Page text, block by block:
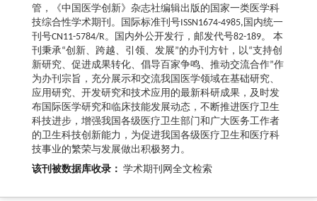
管，《中国医学创新》杂志社编辑出版的国家一类医学科
技综合性学术期刊。国际标准刊号ISSN1674-4985,国内统一
刊号CN11-5784/R。国内外公开发行，邮发代号82-189。 本
刊秉承“创新、跨越、引领、发展”的办刊方针，以“支持创
新研究、促进成果转化、倡导百家争鸣、推动交流合作”作
为办刊宗旨，充分展示和交流我国医学领域在基础研究、
应用研究、开发研究和技术应用的最新科研成果，及时发
布国际医学研究和临床技能发展动态，不断推进医疗卫生
科技进步，增强我国各级医疗卫生部门和广大医务工作者
的卫生科技创新能力，为促进我国各级医疗卫生和医疗科
技事业的繁荣与发展做出积极努力。
该刊被数据库收录： 学术期刊网全文检索